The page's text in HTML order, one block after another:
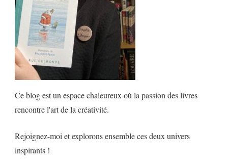
Ce blog est un espace chaleureux où la passion des livres
rencontre l'art de la créativité.
Rejoignez-moi et explorons ensemble ces deux univers
inspirants !